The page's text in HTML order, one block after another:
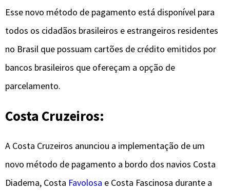
Esse novo método de pagamento está disponível para
todos os cidadãos brasileiros e estrangeiros residentes
no Brasil que possuam cartões de crédito emitidos por
bancos brasileiros que ofereçam a opção de
parcelamento.
Costa Cruzeiros:
A Costa Cruzeiros anunciou a implementação de um
novo método de pagamento a bordo dos navios Costa
Diadema, Costa Favolosa e Costa Fascinosa durante a